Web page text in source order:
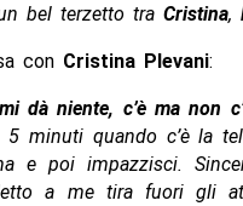
bel terzetto tra Cristina,
con Cristina Plevani:
dà niente, c’è ma non
minuti quando c’è la
e poi impazzisci.
a me tira fuori gli